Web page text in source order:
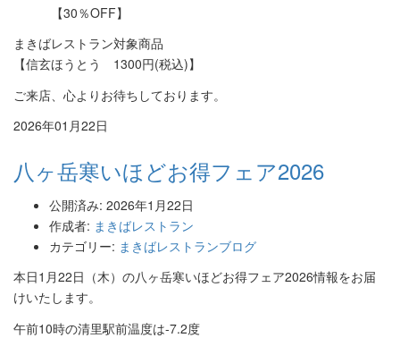
【30％OFF】
まきばレストラン対象商品
【信玄ほうとう 1300円(税込)】
ご来店、心よりお待ちしております。
2026年01月22日
八ヶ岳寒いほどお得フェア2026
公開済み: 2026年1月22日
作成者: まきばレストラン
カテゴリー: まきばレストランブログ
本日1月22日（木）の八ヶ岳寒いほどお得フェア2026情報をお届
けいたします。
午前10時の清里駅前温度は-7.2度